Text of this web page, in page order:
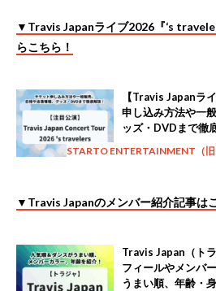
▼Travis Japanライブ2026『‘s
らこちら！
【Travis Japanラ
申し込み方法や一
ッズ・DVDまで徹
STARTO ENTERTAINMENT（旧
▼Travis Japanのメンバー紹介記事は
Travis Japan（ト
フィールやメンバ
うまい順、年齢・